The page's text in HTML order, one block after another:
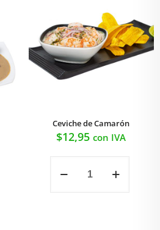
Ceviche de Camarón
$12,95 con IVA